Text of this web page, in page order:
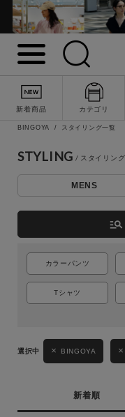
新着商品 カテゴリ
BINGOYA スタイリング一覧
STYLING
MENS
manage_search
カラーパンツ
Tシャツ
BINGOYA
新着順